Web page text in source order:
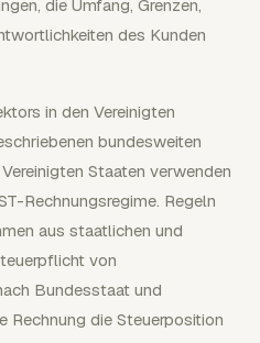
die Umfang, Grenzen,
des Kunden
in den Vereinigten
bundesweiten
Staaten verwenden
Rechnungsregime. Regeln
aus staatlichen und
von
Bundesstaat und
Rechnung die Steuerposition